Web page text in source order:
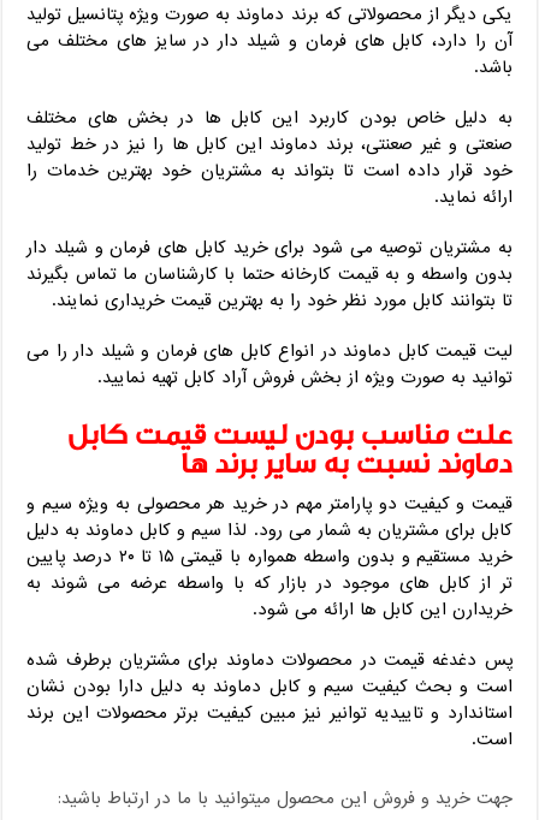
یکی دیگر از محصولاتی که برند دماوند به صورت ویژه پتانسیل تولید
آن را دارد، کابل های فرمان و شیلد دار در سایز های مختلف می
باشد.
به دلیل خاص بودن کاربرد این کابل ها در بخش های مختلف
صنعتی و غیر صعنتی، برند دماوند این کابل ها را نیز در خط تولید
خود قرار داده است تا بتواند به مشتریان خود بهترین خدمات را
ارائه نماید.
به مشتریان توصیه می شود برای خرید کابل های فرمان و شیلد دار
بدون واسطه و به قیمت کارخانه حتما با کارشناسان ما تماس بگیرند
تا بتوانند کابل مورد نظر خود را به بهترین قیمت خریداری نمایند.
لیت قیمت کابل دماوند در انواع کابل های فرمان و شیلد دار را می
توانید به صورت ویژه از بخش فروش آراد کابل تهیه نمایید.
علت مناسب بودن لیست قیمت کابل
دماوند نسبت به سایر برند ها
قیمت و کیفیت دو پارامتر مهم در خرید هر محصولی به ویژه سیم و
کابل برای مشتریان به شمار می رود. لذا سیم و کابل دماوند به دلیل
خرید مستقیم و بدون واسطه همواره با قیمتی ۱۵ تا ۲۰ درصد پایین
تر از کابل های موجود در بازار که با واسطه عرضه می شوند به
خریدارن این کابل ها ارائه می شود.
پس دغدغه قیمت در محصولات دماوند برای مشتریان برطرف شده
است و بحث کیفیت سیم و کابل دماوند به دلیل دارا بودن نشان
استاندارد و تاییدیه توانیر نیز مبین کیفیت برتر محصولات این برند
است.
جهت خرید و فروش این محصول میتوانید با ما در ارتباط باشید: